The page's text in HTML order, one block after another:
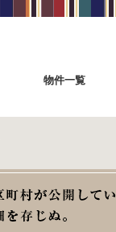
物件一覧